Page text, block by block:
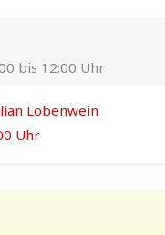
bis 12:00 Uhr
Lobenwein
Uhr